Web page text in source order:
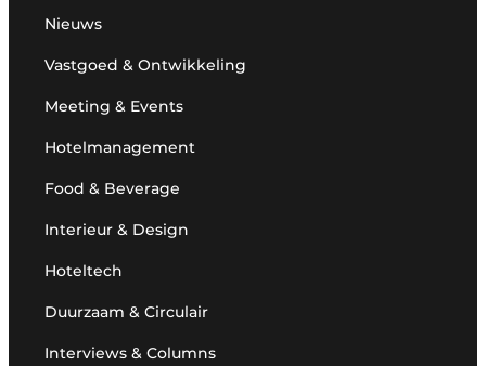
Nieuws
Vastgoed & Ontwikkeling
Meeting & Events
Hotelmanagement
Food & Beverage
Interieur & Design
Hoteltech
Duurzaam & Circulair
Interviews & Columns